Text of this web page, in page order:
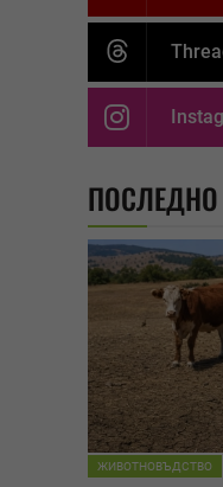
ЖИВОТНОВЪДСТВО